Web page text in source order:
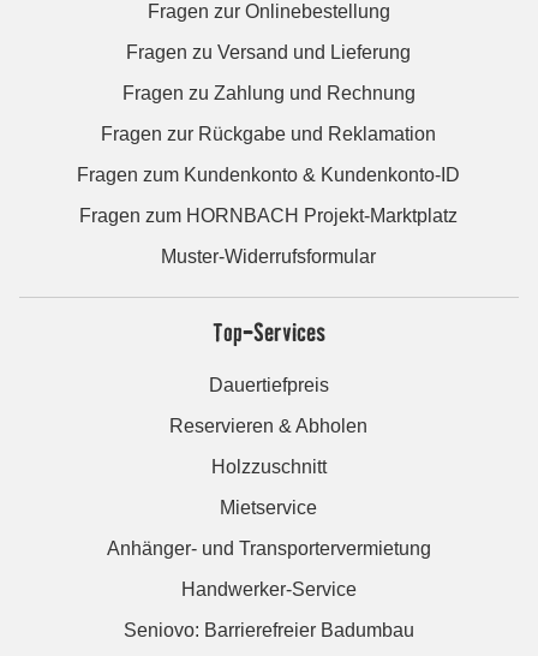
Fragen zur Onlinebestellung
Fragen zu Versand und Lieferung
Fragen zu Zahlung und Rechnung
Fragen zur Rückgabe und Reklamation
Fragen zum Kundenkonto & Kundenkonto-ID
Fragen zum HORNBACH Projekt-Marktplatz
Muster-Widerrufsformular
Top-Services
Dauertiefpreis
Reservieren & Abholen
Holzzuschnitt
Mietservice
Anhänger- und Transportervermietung
Handwerker-Service
Seniovo: Barrierefreier Badumbau